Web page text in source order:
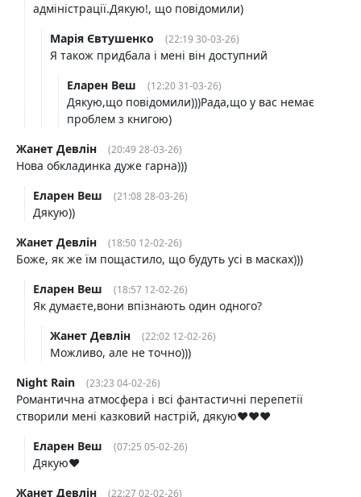
адміністрації.Дякую!, що повідомили)
Марія Євтушенко
(22:19 30-03-26)
Я також придбала і мені він доступний
Еларен Веш
(12:20 31-03-26)
Дякую,що повідомили)))Рада,що у вас немає
проблем з книгою)
Жанет Девлін
(20:49 28-03-26)
Нова обкладинка дуже гарна)))
Еларен Веш
(21:08 28-03-26)
Дякую))
Жанет Девлін
(18:50 12-02-26)
Боже, як же їм пощастило, що будуть усі в масках)))
Еларен Веш
(18:57 12-02-26)
Як думаєте,вони впізнають один одного?
Жанет Девлін
(22:02 12-02-26)
Можливо, але не точно)))
Night Rain
(23:23 04-02-26)
Романтична атмосфера і всі фантастичні перепетії
створили мені казковий настрій, дякую❤️❤️❤️
Еларен Веш
(07:25 05-02-26)
Дякую❤️
Жанет Девлін
(22:27 02-02-26)